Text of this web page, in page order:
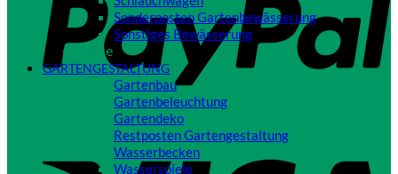
Sonderposten Gartenbewässerung
Sonstiges Bewässerung
Close
GARTENGESTALTUNG
Gartenbau
Gartenbeleuchtung
Gartendeko
Restposten Gartengestaltung
Wasserbecken
Wasserspiele